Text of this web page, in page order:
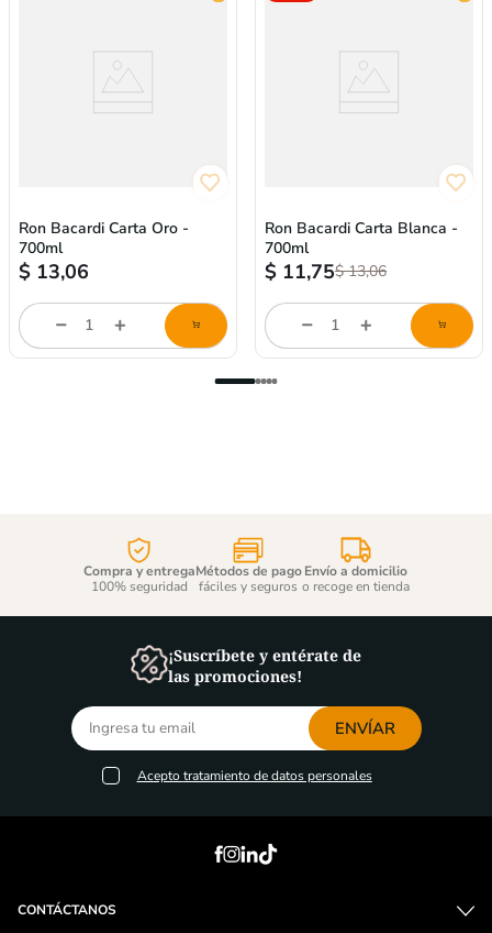
Ron Bacardi Carta Oro -
700ml
$ 13,06
store/product-
list.quantityStepper.label
Ron Bacardi Carta Blanca -
700ml
$13,06
$ 11,75
store/product-
Compra y entrega
100% seguridad
Métodos de pago
fáciles y seguros
Envío a domicilio
o recoge en tienda
¡Suscríbete y entérate de
las promociones!
ENVÍAR
Acepto tratamiento de datos personales
CONTÁCTANOS